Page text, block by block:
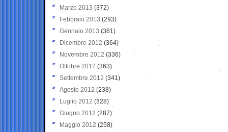
Marzo 2013 (372)
Febbraio 2013 (293)
Gennaio 2013 (361)
Dicembre 2012 (364)
Novembre 2012 (336)
Ottobre 2012 (363)
Settembre 2012 (341)
Agosto 2012 (238)
Luglio 2012 (328)
Giugno 2012 (287)
Maggio 2012 (258)